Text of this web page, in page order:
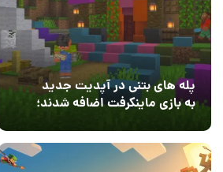
پله های بتنی در آپدیت جدید
به بازی ماینکرفت اضافه شدند؛